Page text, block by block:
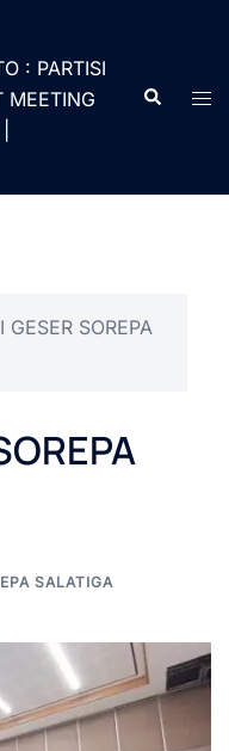
: PARTISI
MEETING
Cari
GESER SOREPA
SALATIGA